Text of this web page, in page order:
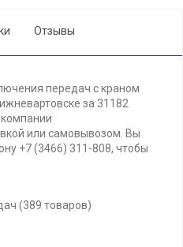
Отзывы
передач с краном
за 31182
или самовывозом. Вы
+7 (3466) 311-808, чтобы
(389 товаров)